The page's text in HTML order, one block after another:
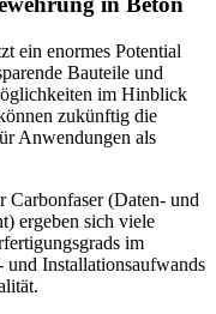
ein enormes Potential
Bauteile und
im Hinblick
zukünftig die
Anwendungen als
Carbonfaser (Daten- und
ergeben sich viele
im
Installationsaufwands